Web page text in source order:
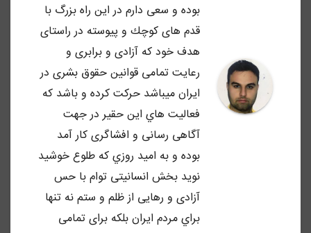
بوده و سعى دارم در اين راه بزرگ با
قدم هاى كوچك و پيوسته در راستاى
هدف خود كه آزادى و برابرى و
رعايت تمامى قوانين حقوق بشرى در
ايران ميباشد حركت كرده و باشد كه
فعاليت هاي اين حقير در جهت
آگاهى رسانى و افشاگرى كار آمد
بوده و به اميد روزي كه طلوع خوشيد
نويد بخش انسانيتى توام با حس
آزادى و رهايى از ظلم و ستم نه تنها
براي مردم ايران بلكه براى تمامى